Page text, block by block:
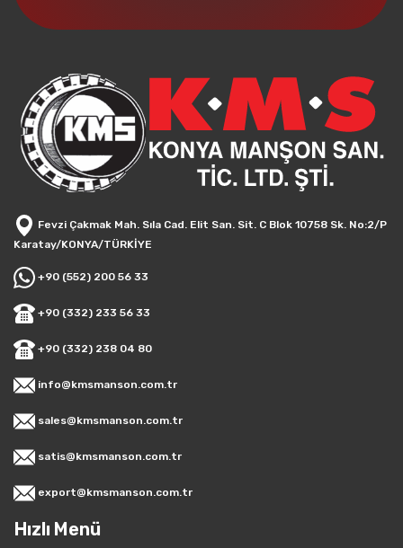
Fevzi Çakmak Mah. Sıla Cad. Elit San. Sit. C Blok 10758 Sk. No:2/P
Karatay/KONYA/TÜRKİYE
+90 (552) 200 56 33
+90 (332) 233 56 33
+90 (332) 238 04 80
info@kmsmanson.com.tr
sales@kmsmanson.com.tr
satis@kmsmanson.com.tr
export@kmsmanson.com.tr
Hızlı Menü